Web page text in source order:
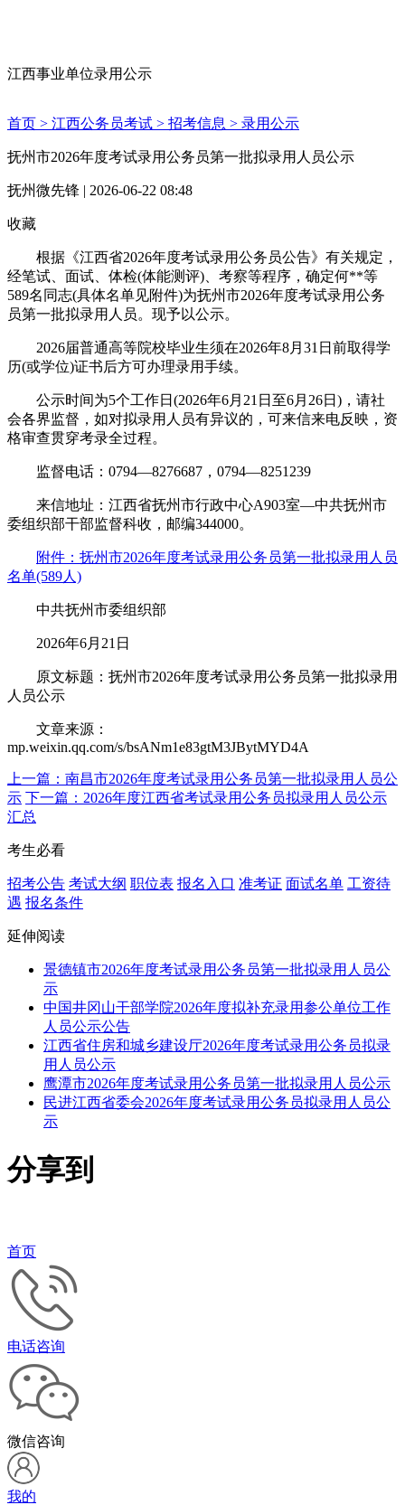
江西事业单位录用公示
首页 > 江西公务员考试 > 招考信息 > 录用公示
抚州市2026年度考试录用公务员第一批拟录用人员公示
抚州微先锋 | 2026-06-22 08:48
收藏
根据《江西省2026年度考试录用公务员公告》有关规定，
经笔试、面试、体检(体能测评)、考察等程序，确定何**等
589名同志(具体名单见附件)为抚州市2026年度考试录用公务
员第一批拟录用人员。现予以公示。
2026届普通高等院校毕业生须在2026年8月31日前取得学
历(或学位)证书后方可办理录用手续。
公示时间为5个工作日(2026年6月21日至6月26日)，请社
会各界监督，如对拟录用人员有异议的，可来信来电反映，资
格审查贯穿考录全过程。
监督电话：0794—8276687，0794—8251239
来信地址：江西省抚州市行政中心A903室—中共抚州市
委组织部干部监督科收，邮编344000。
附件：抚州市2026年度考试录用公务员第一批拟录用人员
名单(589人)
中共抚州市委组织部
2026年6月21日
原文标题：抚州市2026年度考试录用公务员第一批拟录用
人员公示
文章来源：
mp.weixin.qq.com/s/bsANm1e83gtM3JBytMYD4A
上一篇：南昌市2026年度考试录用公务员第一批拟录用人员公
示 下一篇：2026年度江西省考试录用公务员拟录用人员公示
汇总
考生必看
招考公告 考试大纲 职位表 报名入口 准考证 面试名单 工资待
遇 报名条件
延伸阅读
景德镇市2026年度考试录用公务员第一批拟录用人员公
示
中国井冈山干部学院2026年度拟补充录用参公单位工作
人员公示公告
江西省住房和城乡建设厅2026年度考试录用公务员拟录
用人员公示
鹰潭市2026年度考试录用公务员第一批拟录用人员公示
民进江西省委会2026年度考试录用公务员拟录用人员公
示
分享到
首页
电话咨询
微信咨询
我的